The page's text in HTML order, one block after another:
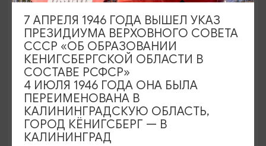
Ночная жизнь Форта №11 «Дёнхофф»
7 АПРЕЛЯ 1946 ГОДА ВЫШЕЛ УКАЗ
ПРЕЗИДИУМА ВЕРХОВНОГО СОВЕТА
СССР «ОБ ОБРАЗОВАНИИ
КЕНИГСБЕРГСКОЙ ОБЛАСТИ В
СОСТАВЕ РСФСР»
4 ИЮЛЯ 1946 ГОДА ОНА БЫЛА
ПЕРЕИМЕНОВАНА В
КАЛИНИНГРАДСКУЮ ОБЛАСТЬ,
ГОРОД КЁНИГСБЕРГ — В
КАЛИНИНГРАД